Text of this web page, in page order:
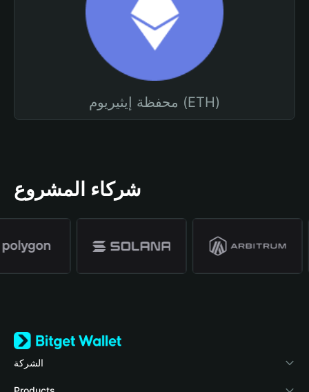
محفظة إيثيريوم (ETH)
شركاء المشروع
الشركة